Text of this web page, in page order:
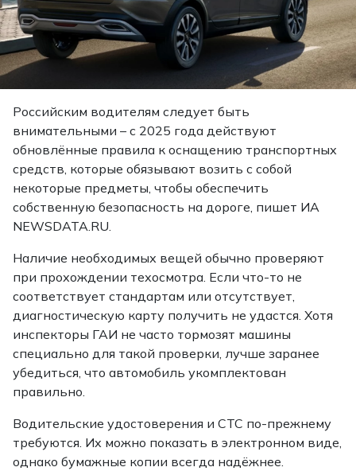
Российским водителям следует быть
внимательными – с 2025 года действуют
обновлённые правила к оснащению транспортных
средств, которые обязывают возить с собой
некоторые предметы, чтобы обеспечить
собственную безопасность на дороге, пишет ИА
NEWSDATA.RU.
Наличие необходимых вещей обычно проверяют
при прохождении техосмотра. Если что-то не
соответствует стандартам или отсутствует,
диагностическую карту получить не удастся. Хотя
инспекторы ГАИ не часто тормозят машины
специально для такой проверки, лучше заранее
убедиться, что автомобиль укомплектован
правильно.
Водительские удостоверения и СТС по-прежнему
требуются. Их можно показать в электронном виде,
однако бумажные копии всегда надёжнее.